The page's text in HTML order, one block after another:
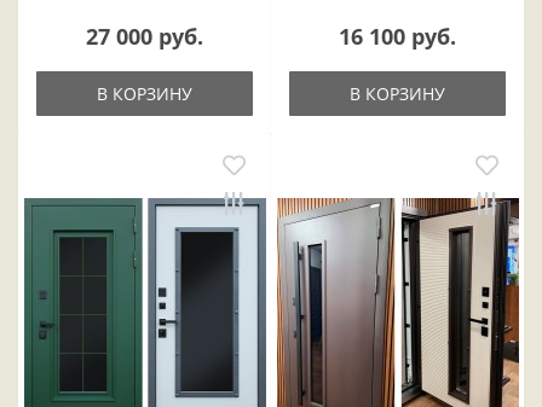
27 000 руб.
В КОРЗИНУ
16 100 руб.
В КОРЗИНУ